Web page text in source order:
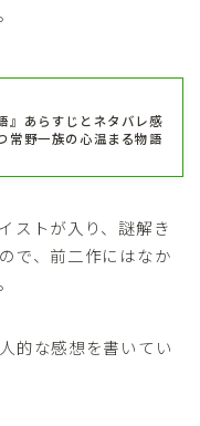
』あらすじとネタバレ感
常野一族の心温まる物語
ストが入り、謎解き
で、前二作にはなか
的な感想を書いてい